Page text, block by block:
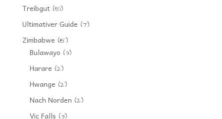
Treibgut(51)
Ultimativer Guide (7)
Zimbabwe (15)
Bulawayo (3)
Harare (2)
Hwange (2)
Nach Norden (2)
Vic Falls (3)